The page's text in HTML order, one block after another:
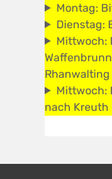
Montag:
Dienstag:
Mittwoch:
Rhanwalting
Mittwoch:
nach Kreuth